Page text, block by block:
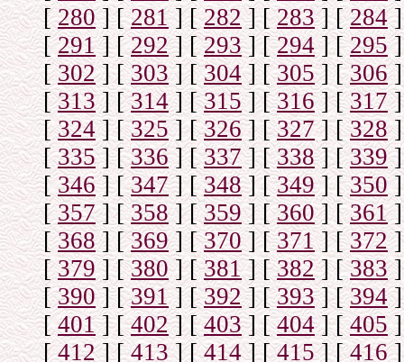
[280] [281] [282] [283] [284]
[291] [292] [293] [294] [ 295]
[302] [303] [304] [305] [306]
[313] [314] [315] [316] [317]
[324] [325] [326] [327] [328]
[335] [336] [337] [338] [339]
[346] [347] [348] [349] [350]
[357] [358] [ 359] [360] [361]
[368] [369] [370] [371] [372]
[379] [380] [381] [382] [383]
[390] [391] [392] [393] [394]
[401] [402] [403] [404] [405]
[412] [413] [414] [415] [416]